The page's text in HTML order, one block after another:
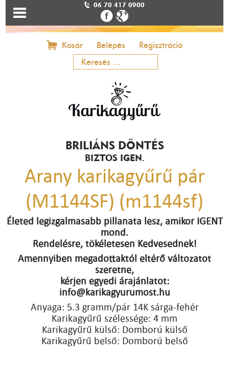
06 70 417 0900
Kosár Belépés Regisztráció
BRILIÁNS DÖNTÉS
BIZTOS IGEN.
Arany karikagyűrű pár
(M1144SF) (m1144sf)
Életed legizgalmasabb pillanata lesz, amikor IGENT
mond.
Rendelésre, tökéletesen Kedvesednek!
Amennyiben megadottaktól eltérő változatot
szeretne,
kérjen egyedi árajánlatot:
info@karikagyurumost.hu
Anyaga: 5.3 gramm/pár 14K sárga-fehér
Karikagyűrű szélessége: 4 mm
Karikagyűrű külső: Domború külső
Karikagyűrű belső: Domború belső